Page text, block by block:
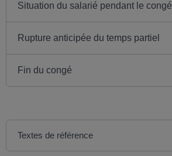
Situation du salarié pendant le congé
Rupture anticipée du temps partiel
Fin du congé
Textes de référence